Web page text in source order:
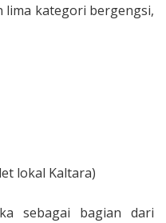
lima kategori bergengsi,
lokal Kaltara)
sebagai bagian dari